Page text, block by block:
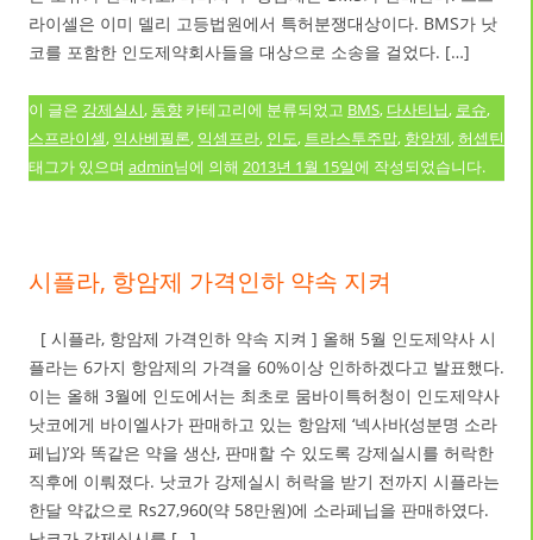
라이셀은 이미 델리 고등법원에서 특허분쟁대상이다. BMS가 낫
코를 포함한 인도제약회사들을 대상으로 소송을 걸었다. […]
이 글은 강제실시, 동향 카테고리에 분류되었고 BMS, 다사티닙, 로슈,
스프라이셀, 익사베필론, 익셈프라, 인도, 트라스투주맙, 항암제,허셉틴
태그가 있으며 admin님에 의해 2013년 1월 15일에 작성되었습니다.
시플라, 항암제 가격인하 약속 지켜
[ 시플라, 항암제 가격인하 약속 지켜 ] 올해 5월 인도제약사 시
플라는 6가지 항암제의 가격을 60%이상 인하하겠다고 발표했다.
이는 올해 3월에 인도에서는 최초로 뭄바이특허청이 인도제약사
낫코에게 바이엘사가 판매하고 있는 항암제 ‘넥사바(성분명 소라
페닙)’와 똑같은 약을 생산, 판매할 수 있도록 강제실시를 허락한
직후에 이뤄졌다. 낫코가 강제실시 허락을 받기 전까지 시플라는
한달 약값으로 Rs27,960(약 58만원)에 소라페닙을 판매하였다.